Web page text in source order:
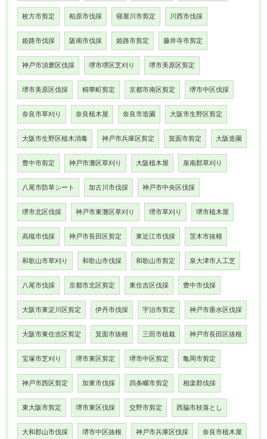
枚方市剪定 柏原市伐採 寝屋川市剪定 川西市伐採
姫路市伐採 阪南市伐採 姫路市剪定 藤井寺市剪定
神戸市須磨区伐採 堺市堺区芝刈り 堺市美原区剪定
堺市美原区伐採 精華町剪定 京都市南区剪定 堺市中区伐採
奈良市草刈り 奈良植木屋 奈良市造園 大阪市生野区剪定
大阪市生野区植木消毒 神戸市兵庫区剪定 箕面市剪定 大阪造園
豊中市剪定 神戸市灘区草刈り 大阪植木屋 泉南郡草刈り
八尾市防草シート 加古川市伐採 神戸市中央区伐採
堺市北区伐採 神戸市東灘区草刈り 堺市草刈り 堺市植木屋
高槻市伐採 神戸市長田区剪定 東近江市伐採 茨木市抜根
和歌山市草刈り 和歌山市伐採 和歌山市剪定 泉大津市人工芝
八尾市伐採 京都市北区剪定 東住吉区伐採 豊中市伐採
大阪市東淀川区剪定 伊丹市伐採 宇治市剪定 神戸市垂水区伐採
大阪市東住吉区剪定 箕面市抜根 三田市植栽 神戸市長田区抜根
宝塚市芝刈り 堺市東区剪定 堺市中区剪定 亀岡市剪定
神戸市西区剪定 加東市伐採 四条畷市剪定 相楽郡伐採
東大阪市剪定 堺市東区伐採 交野市剪定 西脇市枝落とし
大和郡山市伐採 堺市中区抜根 神戸市兵庫区伐採 奈良市植木屋